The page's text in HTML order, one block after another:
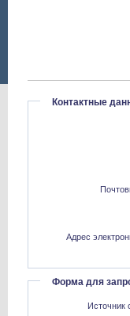
Контактные
Адрес
Форма для
Источник